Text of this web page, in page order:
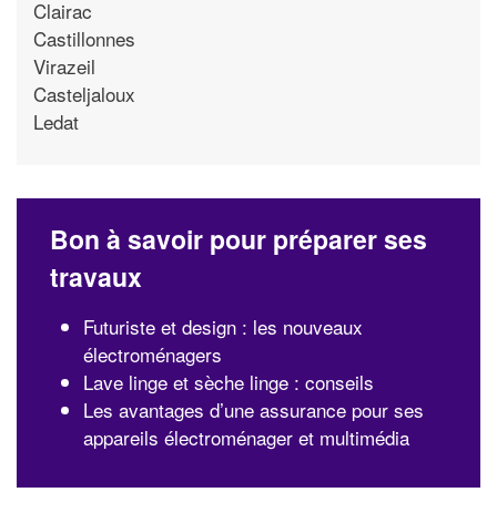
Clairac
Castillonnes
Virazeil
Casteljaloux
Ledat
Bon à savoir pour préparer ses
travaux
Futuriste et design : les nouveaux
électroménagers
Lave linge et sèche linge : conseils
Les avantages d’une assurance pour ses
appareils électroménager et multimédia